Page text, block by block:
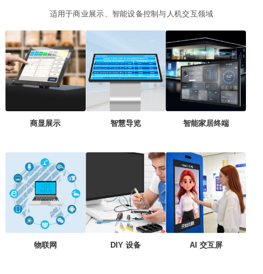
适用于商业展示、智能设备控制与人机交互领域
商显展示 智慧导览 智能家居终端
物联网 DIY 设备 AI 交互屏